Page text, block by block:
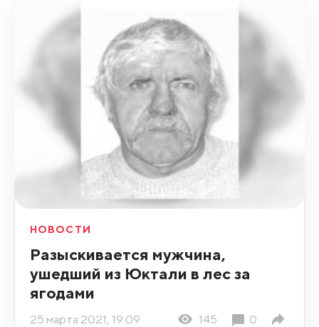
НОВОСТИ
Разыскивается мужчина,
ушедший из Юктали в лес за
ягодами
25 марта 2021, 19:09 145 0